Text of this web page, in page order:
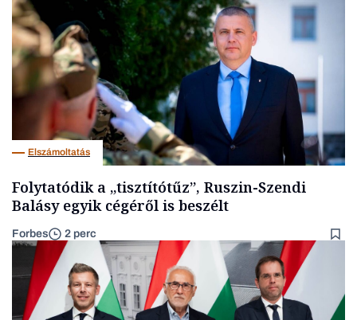
Elszámoltatás
Folytatódik a „tisztítótűz”, Ruszin-Szendi
Balásy egyik cégéről is beszélt
Forbes 2 perc